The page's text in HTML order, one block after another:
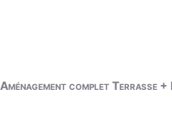
Aménagement complet Terrasse